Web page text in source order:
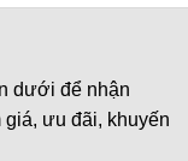
dưới để nhận
ưu đãi, khuyến